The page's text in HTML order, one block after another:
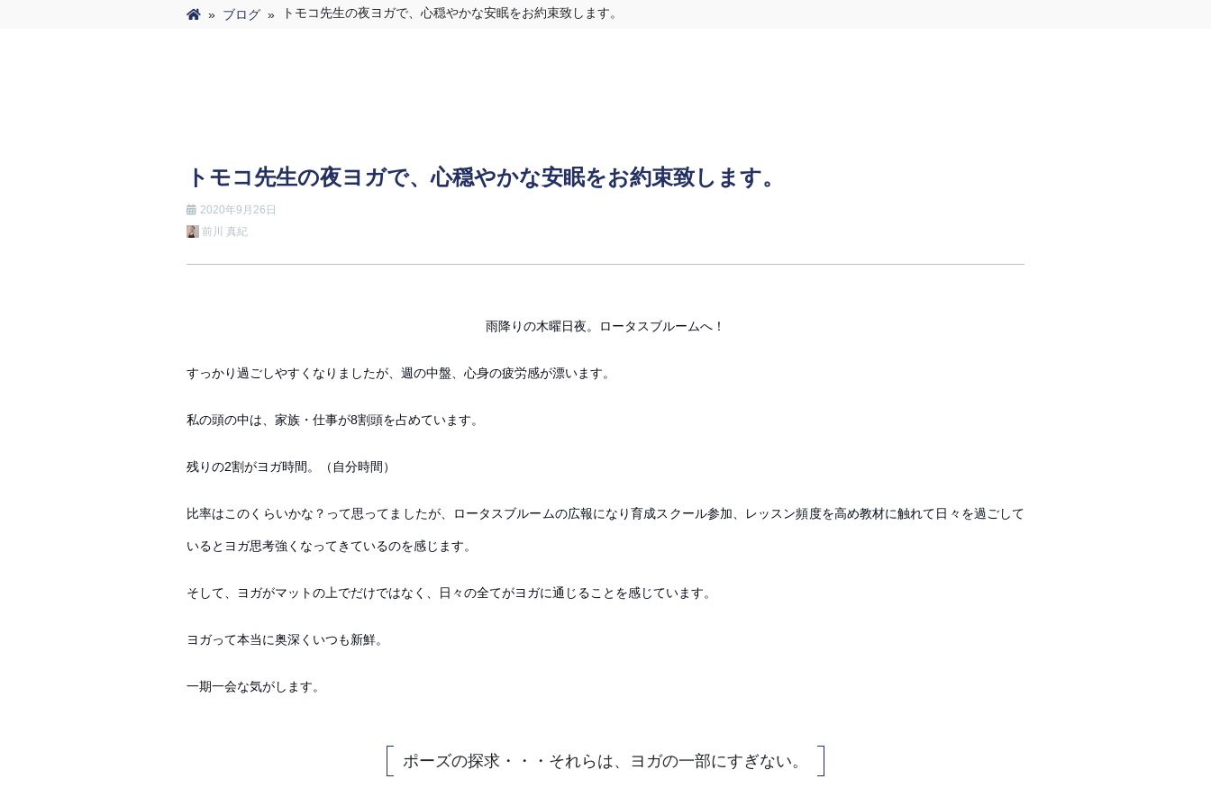
» ブログ » トモコ先生の夜ヨガで、心穏やかな安眠をお約束致します。
トモコ先生の夜ヨガで、心穏やかな安眠をお約束致します。
2020年9月26日
前川 真紀
雨降りの木曜日夜。ロータスブルームへ！
すっかり過ごしやすくなりましたが、週の中盤、心身の疲労感が漂います。
私の頭の中は、家族・仕事が8割頭を占めています。
残りの2割がヨガ時間。（自分時間）
比率はこのくらいかな？って思ってましたが、ロータスブルームの広報になり育成スクール参加、レッスン頻度を高め教材に触れて日々を過ごして
いるとヨガ思考強くなってきているのを感じます。
そして、ヨガがマットの上でだけではなく、日々の全てがヨガに通じることを感じています。
ヨガって本当に奥深くいつも新鮮。
一期一会な気がします。
ポーズの探求・・・それらは、ヨガの一部にすぎない。